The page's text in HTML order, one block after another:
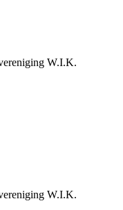
W.I.K.
W.I.K.